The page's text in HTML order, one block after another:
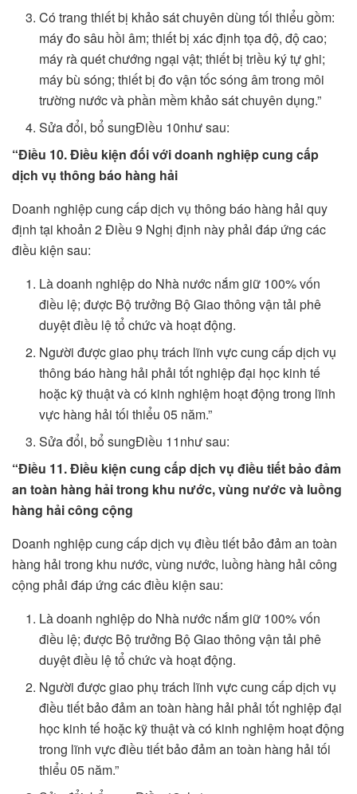
Có trang thiết bị khảo sát chuyên dùng tối thiểu gồm:
máy đo sâu hồi âm; thiết bị xác định tọa độ, độ cao;
máy rà quét chướng ngại vật; thiết bị triều ký tự ghi;
máy bù sóng; thiết bị đo vận tốc sóng âm trong môi
trường nước và phần mềm khảo sát chuyên dụng.”
Sửa đổi, bổ sungĐiều 10như sau:
“Điều 10. Điều kiện đối với doanh nghiệp cung cấp
dịch vụ thông báo hàng hải
Doanh nghiệp cung cấp dịch vụ thông báo hàng hải quy
định tại khoản 2 Điều 9 Nghị định này phải đáp ứng các
điều kiện sau:
Là doanh nghiệp do Nhà nước nắm giữ 100% vốn
điều lệ; được Bộ trưởng Bộ Giao thông vận tải phê
duyệt điều lệ tổ chức và hoạt động.
Người được giao phụ trách lĩnh vực cung cấp dịch vụ
thông báo hàng hải phải tốt nghiệp đại học kinh tế
hoặc kỹ thuật và có kinh nghiệm hoạt động trong lĩnh
vực hàng hải tối thiểu 05 năm.”
Sửa đổi, bổ sungĐiều 11như sau:
“Điều 11. Điều kiện cung cấp dịch vụ điều tiết bảo đảm
an toàn hàng hải trong khu nước, vùng nước và luồng
hàng hải công cộng
Doanh nghiệp cung cấp dịch vụ điều tiết bảo đảm an toàn
hàng hải trong khu nước, vùng nước, luồng hàng hải công
cộng phải đáp ứng các điều kiện sau:
Là doanh nghiệp do Nhà nước nắm giữ 100% vốn
điều lệ; được Bộ trưởng Bộ Giao thông vận tải phê
duyệt điều lệ tổ chức và hoạt động.
Người được giao phụ trách lĩnh vực cung cấp dịch vụ
điều tiết bảo đảm an toàn hàng hải phải tốt nghiệp đại
học kinh tế hoặc kỹ thuật và có kinh nghiệm hoạt động
trong lĩnh vực điều tiết bảo đảm an toàn hàng hải tối
thiểu 05 năm.”